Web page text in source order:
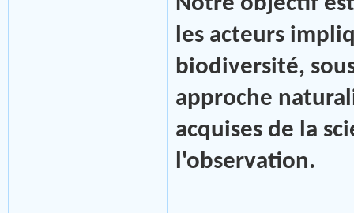
les acteurs
biodiversité,
approche
acquises de la
l'observation.